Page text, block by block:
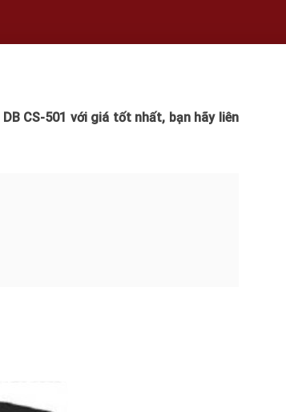
CS-501 với giá tốt nhất, bạn hãy liên